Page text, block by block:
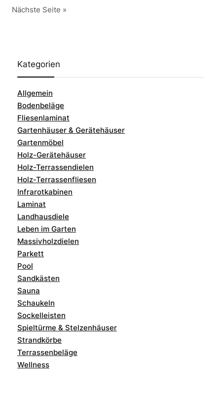
Nächste Seite »
Kategorien
Allgemein
Bodenbeläge
Fliesenlaminat
Gartenhäuser & Gerätehäuser
Gartenmöbel
Holz-Gerätehäuser
Holz-Terrassendielen
Holz-Terrassenfliesen
Infrarotkabinen
Laminat
Landhausdiele
Leben im Garten
Massivholzdielen
Parkett
Pool
Sandkästen
Sauna
Schaukeln
Sockelleisten
Spieltürme & Stelzenhäuser
Strandkörbe
Terrassenbeläge
Wellness